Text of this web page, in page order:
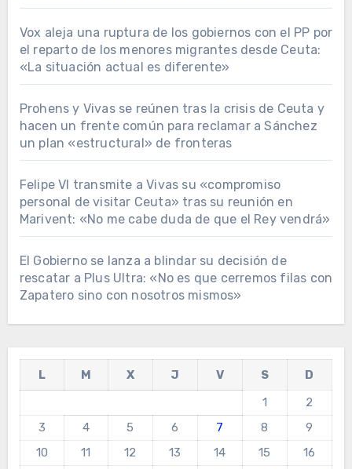
Vox aleja una ruptura de los gobiernos con el PP por
el reparto de los menores migrantes desde Ceuta:
«La situación actual es diferente»
Prohens y Vivas se reúnen tras la crisis de Ceuta y
hacen un frente común para reclamar a Sánchez
un plan «estructural» de fronteras
Felipe VI transmite a Vivas su «compromiso
personal de visitar Ceuta» tras su reunión en
Marivent: «No me cabe duda de que el Rey vendrá»
El Gobierno se lanza a blindar su decisión de
rescatar a Plus Ultra: «No es que cerremos filas con
Zapatero sino con nosotros mismos»
L M X J V S
D
1
2
3
4 5 6 7 8
9
10
11 12 13 14 15
16